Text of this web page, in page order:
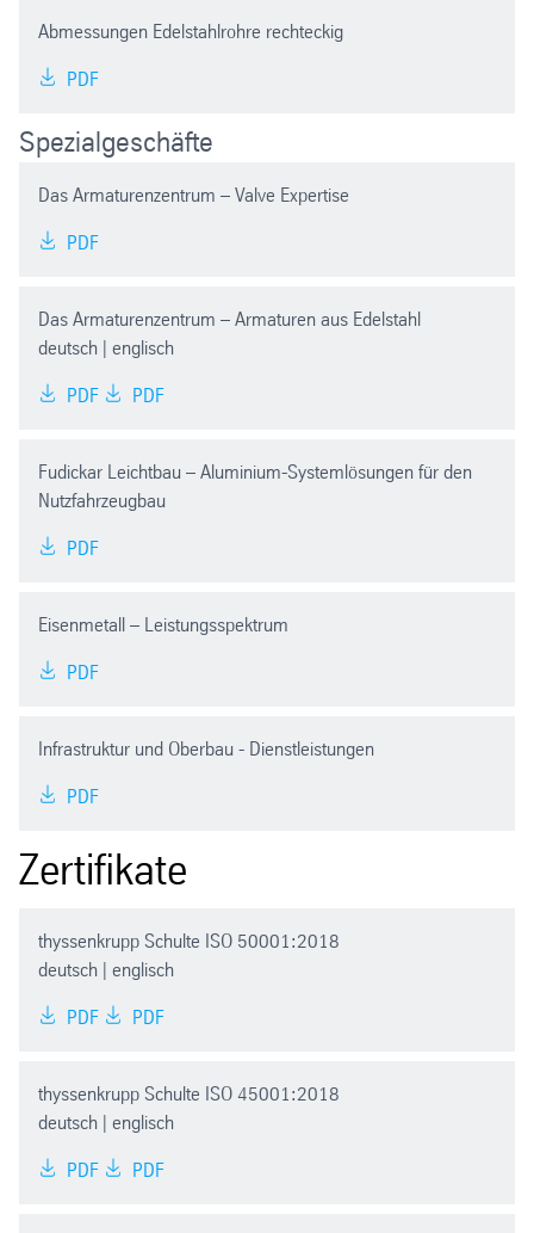
Abmessungen Edelstahlrohre rechteckig
PDF
Spezialgeschäfte
Das Armaturenzentrum – Valve Expertise
PDF
Das Armaturenzentrum – Armaturen aus Edelstahl
deutsch | englisch
PDF PDF
Fudickar Leichtbau – Aluminium-Systemlösungen für den
Nutzfahrzeugbau
PDF
Eisenmetall – Leistungsspektrum
PDF
Infrastruktur und Oberbau - Dienstleistungen
PDF
Zertifikate
thyssenkrupp Schulte ISO 50001:2018
deutsch | englisch
PDF PDF
thyssenkrupp Schulte ISO 45001:2018
deutsch | englisch
PDF PDF